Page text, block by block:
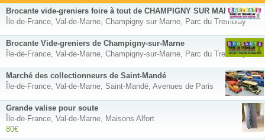
Brocante vide-greniers foire à tout de CHAMPIGNY SUR MARNE
Île-de-France, Val-de-Marne, Champigny sur Marne, Parc du Tremblay
Brocante Vide-greniers de Champigny-sur-Marne
Île-de-France, Val-de-Marne, Champigny-sur-Marne, Parc du Tremblay
Marché des collectionneurs de Saint-Mandé
Île-de-France, Val-de-Marne, Saint-Mandé, Avenues de Paris
Grande valise pour soute
Île-de-France, Val-de-Marne, Maisons Alfort
80€